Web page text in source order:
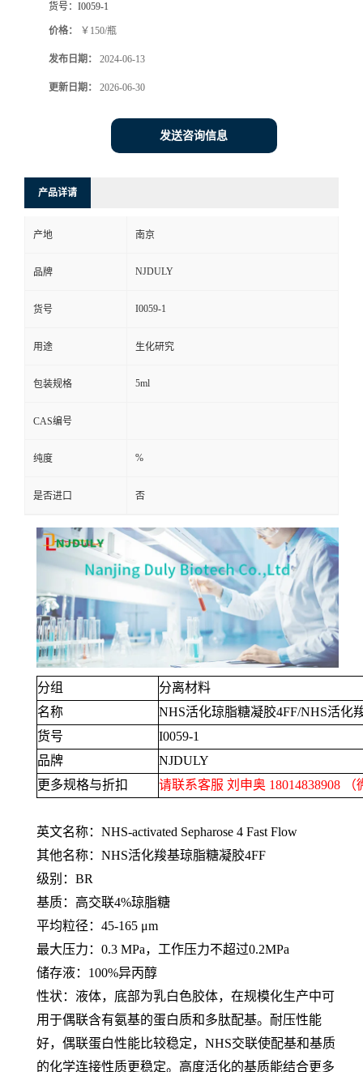
货号： I0059-1
价格： ￥150/瓶
发布日期： 2024-06-13
更新日期： 2026-06-30
发送咨询信息
产品详请
产地 南京
品牌 NJDULY
货号 I0059-1
用途 生化研究
包装规格 5ml
CAS编号
纯度 %
是否进口 否
分组
分离材料
名称
NHS活化琼脂糖凝胶4FF/NHS活化
货号
I0059-1
品牌
NJDULY
更多规格与折扣
请联系客服 刘申奥 18014838908
英文名称： NHS-activated Sepharose 4 Fast Flow
其他名称： NHS活化羧基琼脂糖凝胶4FF
级别： BR
基质：高交联4%琼脂糖
平均粒径： 45-165 μm
最大压力： 0.3 MPa，工作压力不超过0.2MPa
储存液： 100%异丙醇
性状：液体，底部为乳白色胶体，在规模化生产中可
用于偶联含有氨基的蛋白质和多肽配基。耐压性能
好，偶联蛋白性能比较稳定， NHS交联使配基和基质
的化学连接性质更稳定。高度活化的基质能结合更多